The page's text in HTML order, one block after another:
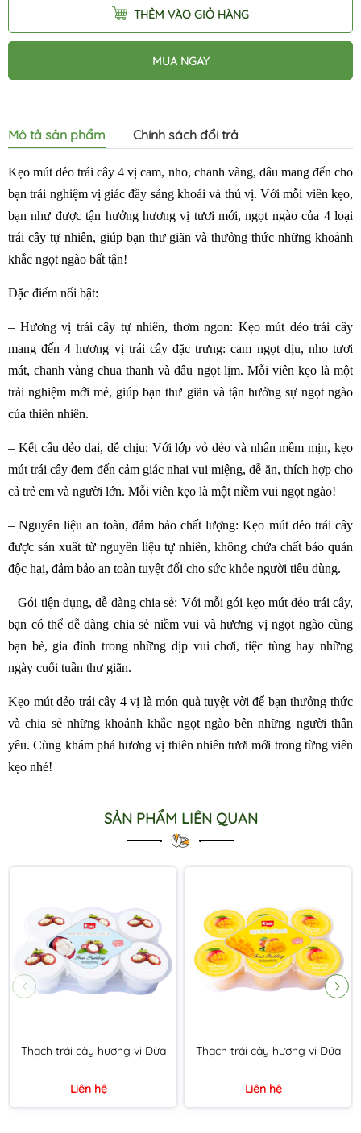
THÊM VÀO GIỎ HÀNG
MUA NGAY
Mô tả sản phẩm Chính sách đổi trả
Kẹo mút dẻo trái cây 4 vị cam, nho, chanh vàng, dâu mang đến cho
bạn trải nghiệm vị giác đầy sảng khoái và thú vị. Với mỗi viên kẹo,
bạn như được tận hưởng hương vị tươi mới, ngọt ngào của 4 loại
trái cây tự nhiên, giúp bạn thư giãn và thưởng thức những khoảnh
khắc ngọt ngào bất tận!
Đặc điểm nổi bật:
– Hương vị trái cây tự nhiên, thơm ngon: Kẹo mút dẻo trái cây
mang đến 4 hương vị trái cây đặc trưng: cam ngọt dịu, nho tươi
mát, chanh vàng chua thanh và dâu ngọt lịm. Mỗi viên kẹo là một
trải nghiệm mới mẻ, giúp bạn thư giãn và tận hưởng sự ngọt ngào
của thiên nhiên.
– Kết cấu dẻo dai, dễ chịu: Với lớp vỏ dẻo và nhân mềm mịn, kẹo
mút trái cây đem đến cảm giác nhai vui miệng, dễ ăn, thích hợp cho
cả trẻ em và người lớn. Mỗi viên kẹo là một niềm vui ngọt ngào!
– Nguyên liệu an toàn, đảm bảo chất lượng: Kẹo mút dẻo trái cây
được sản xuất từ nguyên liệu tự nhiên, không chứa chất bảo quản
độc hại, đảm bảo an toàn tuyệt đối cho sức khỏe người tiêu dùng.
– Gói tiện dụng, dễ dàng chia sẻ: Với mỗi gói kẹo mút dẻo trái cây,
bạn có thể dễ dàng chia sẻ niềm vui và hương vị ngọt ngào cùng
bạn bè, gia đình trong những dịp vui chơi, tiệc tùng hay những
ngày cuối tuần thư giãn.
Kẹo mút dẻo trái cây 4 vị là món quà tuyệt vời để bạn thưởng thức
và chia sẻ những khoảnh khắc ngọt ngào bên những người thân
yêu. Cùng khám phá hương vị thiên nhiên tươi mới trong từng viên
kẹo nhé!
SẢN PHẨM LIÊN QUAN
Thạch trái cây hương vị Dừa
Liên hệ
Thạch trái cây hương vị Dứa
Liên hệ